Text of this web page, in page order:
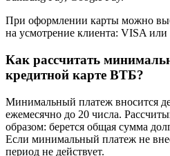
При оформлении карты можно
на усмотрение клиента: VISA или
Как рассчитать
кредитной карте ВТБ?
Минимальный платеж вносится
ежемесячно до 20 числа.
образом: берется общая сумма
Если минимальный платеж не
период не действует.